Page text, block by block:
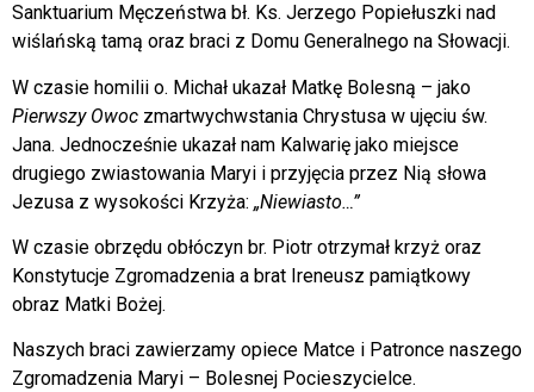
Sanktuarium Męczeństwa bł. Ks. Jerzego Popiełuszki nad
wiślańską tamą oraz braci z Domu Generalnego na Słowacji.
W czasie homilii o. Michał ukazał Matkę Bolesną – jako
Pierwszy Owoc zmartwychwstania Chrystusa w ujęciu św.
Jana. Jednocześnie ukazał nam Kalwarię jako miejsce
drugiego zwiastowania Maryi i przyjęcia przez Nią słowa
Jezusa z wysokości Krzyża: „Niewiasto…”
W czasie obrzędu obłóczyn br. Piotr otrzymał krzyż oraz
Konstytucje Zgromadzenia a brat Ireneusz pamiątkowy
obraz Matki Bożej.
Naszych braci zawierzamy opiece Matce i Patronce naszego
Zgromadzenia Maryi – Bolesnej Pocieszycielce.